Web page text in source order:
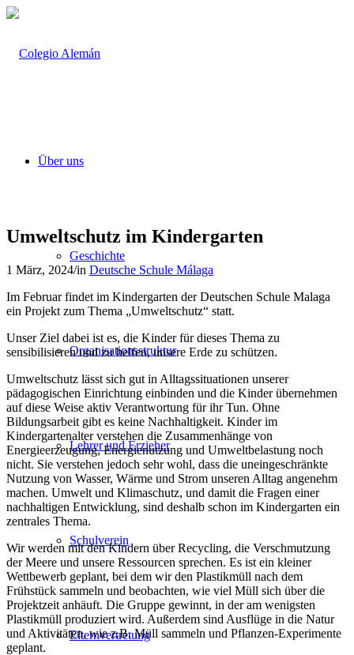
Über uns
Geschichte
Organisationsstruktur
Lehrer und Erzieher
Schulverein
Elternvertretung
Umweltschutz im Kindergarten
1 März, 2024/in Deutsche Schule Málaga
Im Februar findet im Kindergarten der Deutschen Schule Malaga
ein Projekt zum Thema „Umweltschutz“ statt.
Unser Ziel dabei ist es, die Kinder für dieses Thema zu
sensibilisieren und zu helfen, unsere Erde zu schützen.
Umweltschutz lässt sich gut in Alltagssituationen unserer
pädagogischen Einrichtung einbinden und die Kinder übernehmen
auf diese Weise aktiv Verantwortung für ihr Tun. Ohne
Bildungsarbeit gibt es keine Nachhaltigkeit. Kinder im
Kindergartenalter verstehen die Zusammenhänge von
Energieerzeugung, Energienutzung und Umweltbelastung noch
nicht. Sie verstehen jedoch sehr wohl, dass die uneingeschränkte
Nutzung von Wasser, Wärme und Strom unseren Alltag angenehm
machen. Umwelt und Klimaschutz, und damit die Fragen einer
nachhaltigen Entwicklung, sind deshalb schon im Kindergarten ein
zentrales Thema.
Wir werden mit den Kindern über Recycling, die Verschmutzung
der Meere und unsere Ressourcen sprechen. Es ist ein kleiner
Wettbewerb geplant, bei dem wir den Plastikmüll nach dem
Frühstück sammeln und beobachten, wie viel Müll sich über die
Projektzeit anhäuft. Die Gruppe gewinnt, in der am wenigsten
Plastikmüll produziert wird. Außerdem sind Ausflüge in die Natur
und Aktivitäten, wie z.B. Müll sammeln und Pflanzen-Experimente
geplant.